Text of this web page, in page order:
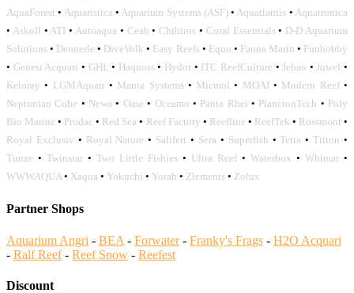
AquaForest • Aquaristica • Aquarium Systems (ASF)• Aquatlantis • Aquatronica
• Askoll • ATI • Autoaqua • Ceab • Chihiros • Coral Essentials• D-D Aquarium
Solutions • Dennerle • DiveVolk • Easy Reefs• Equo • Fauna Marin • Funhobby
• Genesi Acquari • GHL • Haquoss• Hydor • ITC ReefCulture •Jebao •Juwel •
Keloray • LGMAquari • Manta Systems• Micmol • MOAI • Modern Reef•
Neptunian Cube • Newa • Oase • Oceamo • Panta Rhei • PlanctonTech • Poly
Bio Marine • Prodac • Red Sea • Reef Factory • Reefline • ReefTek • Rossmont •
Royal Exclusiv • Royal Nature • Salifert • Sera • Superfish •Tetra •Triton •
Tunze • Twinstar • Two Little Fishies • Ultra Reef • Waterbox • Whimar •
WWWAQUA• Xaqua • Yokuchi • Yorah • Zlements • Zolux
Partner Shops
Aquarium Angri - BEA - Forwater- Franky's Frags - H2O Acquari
- Ralf Reef- Reef Snow - Reefest
Discount